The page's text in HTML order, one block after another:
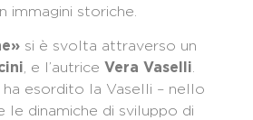
immagini storiche.
si è svolta attraverso un
, e l’autrice Vera Vaselli.
esordito la Vaselli – nello
le dinamiche di sviluppo di